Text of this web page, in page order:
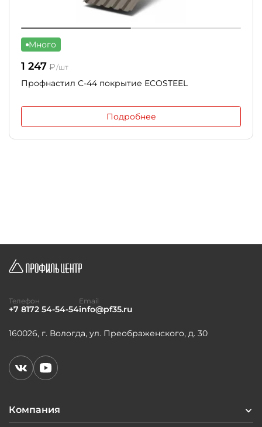
Много
1 247 ₽/шт
Профнастил С-44 покрытие ECOSTEEL
Подробнее
Компания
160026, г. Вологда, ул. Преображенского, д. 30
Телефон
+7 8172 54-54-54
Email
info@pf35.ru